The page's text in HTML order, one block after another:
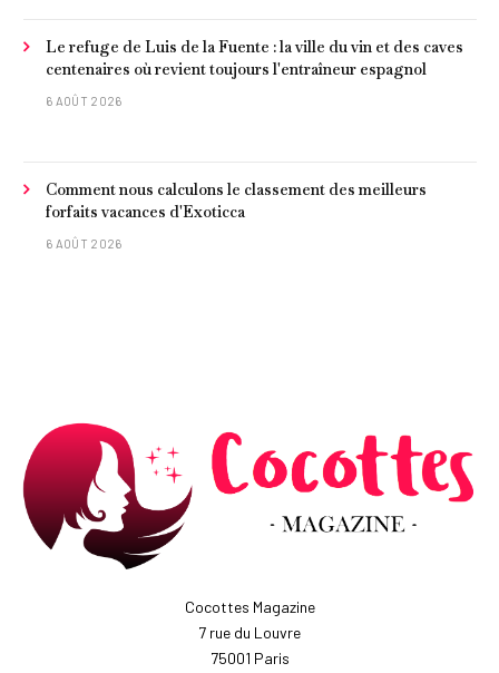
Le refuge de Luis de la Fuente : la ville du vin et des caves
centenaires où revient toujours l'entraîneur espagnol
6 AOÛT 2026
Comment nous calculons le classement des meilleurs
forfaits vacances d'Exoticca
6 AOÛT 2026
Cocottes Magazine
7 rue du Louvre
75001 Paris